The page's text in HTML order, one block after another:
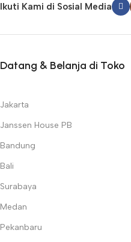
Ikuti Kami di Sosial Media
Datang & Belanja di Toko
Jakarta
Janssen House PB
Bandung
Bali
Surabaya
Medan
Pekanbaru